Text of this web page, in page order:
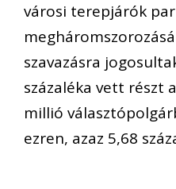
városi terepjárók
szavazásra
százaléka vett részt
millió
ezren, azaz 5,68